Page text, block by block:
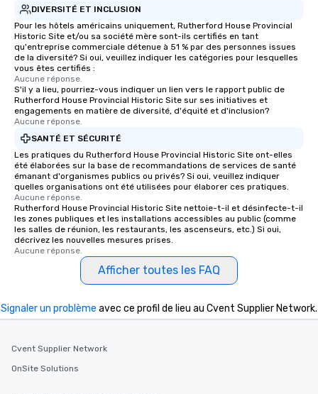
DIVERSITÉ ET INCLUSION
Pour les hôtels américains uniquement, Rutherford House Provincial
Historic Site et/ou sa société mère sont-ils certifiés en tant
qu'entreprise commerciale détenue à 51 % par des personnes issues
de la diversité? Si oui, veuillez indiquer les catégories pour lesquelles
vous êtes certifiés :
Aucune réponse.
S'il y a lieu, pourriez-vous indiquer un lien vers le rapport public de
Rutherford House Provincial Historic Site sur ses initiatives et
engagements en matière de diversité, d'équité et d'inclusion?
Aucune réponse.
SANTÉ ET SÉCURITÉ
Les pratiques du Rutherford House Provincial Historic Site ont-elles
été élaborées sur la base de recommandations de services de santé
émanant d'organismes publics ou privés? Si oui, veuillez indiquer
quelles organisations ont été utilisées pour élaborer ces pratiques.
Aucune réponse.
Rutherford House Provincial Historic Site nettoie-t-il et désinfecte-t-il
les zones publiques et les installations accessibles au public (comme
les salles de réunion, les restaurants, les ascenseurs, etc.) Si oui,
décrivez les nouvelles mesures prises.
Aucune réponse.
Afficher toutes les FAQ
Signaler un problème avec ce profil de lieu au Cvent Supplier Network.
Cvent Supplier Network
OnSite Solutions